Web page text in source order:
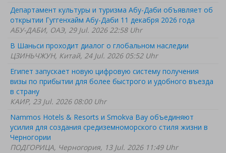
Департамент культуры и туризма Абу-Даби объявляет об
открытии Гуггенхайм Абу-Даби 11 декабря 2026 года
АБУ-ДАБИ, ОАЭ, 29 Jul. 2026 22:58 Uhr
В Шаньси проходит диалог о глобальном наследии
ЦЗИНЬЧЖУН, Китай, 24 Jul. 2026 05:52 Uhr
Египет запускает новую цифровую систему получения
визы по прибытии для более быстрого и удобного въезда
в страну
КАИР, 23 Jul. 2026 08:00 Uhr
Nammos Hotels & Resorts и Smokva Bay объединяют
усилия для создания средиземноморского стиля жизни в
Черногории
ПОДГОРИЦА, Черногория, 13 Jul. 2026 11:49 Uhr